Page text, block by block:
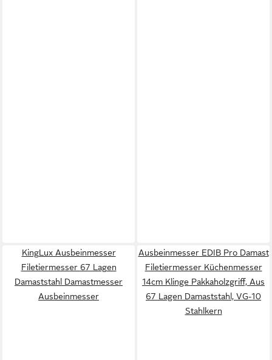
KingLux Ausbeinmesser
Filetiermesser 67 Lagen
Damaststahl Damastmesser
Ausbeinmesser
Ausbeinmesser EDIB Pro Damast
Filetiermesser Küchenmesser
14cm Klinge Pakkaholzgriff, Aus
67 Lagen Damaststahl, VG-10
Stahlkern